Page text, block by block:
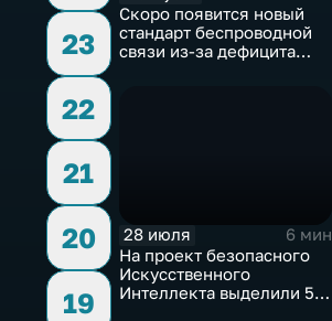
23
22
21
20
19
Скоро появится новый
стандарт беспроводной
связи из-за дефицита
28 июля
6 мин
На проект безопасного
Искусственного
Интеллекта выделили 5